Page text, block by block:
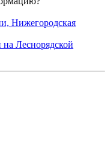
Нижегородская
Леснорядской